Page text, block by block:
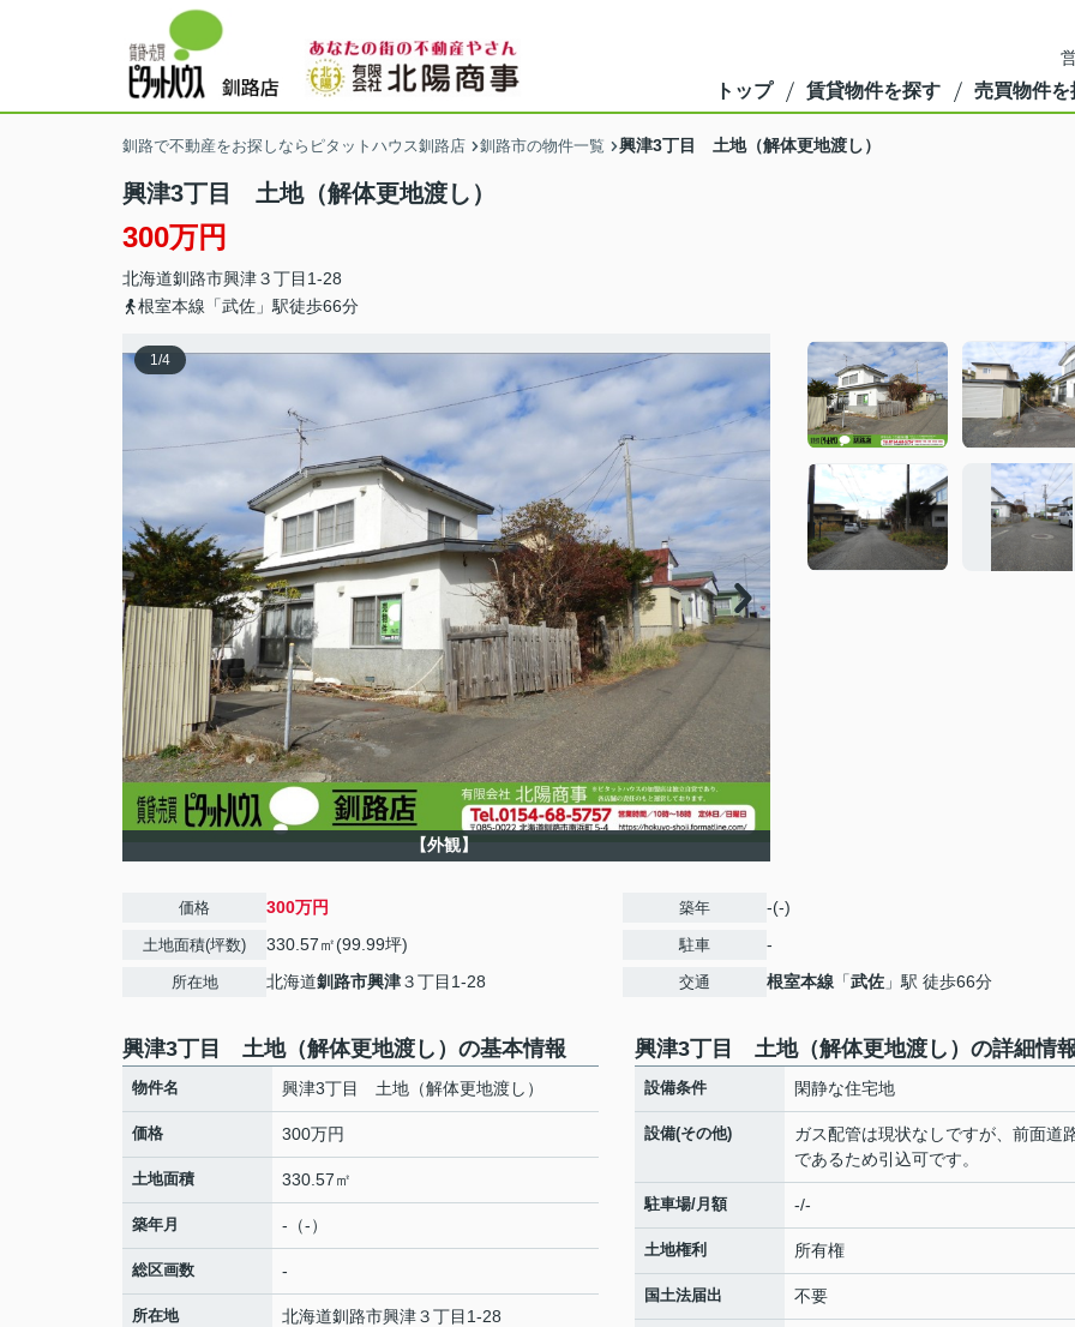
トップ 賃貸物件を探す 売買物件を
釧路で不動産をお探しならピタットハウス釧路店 釧路市の物件一覧 興津3丁目 土地（解体更地渡し）
興津3丁目 土地（解体更地渡し）
300万円
北海道釧路市興津３丁目1-28
根室本線「武佐」駅徒歩66分
1/4
【外観】
価格 300万円
土地面積(坪数) 330.57㎡(99.99坪)
所在地 北海道釧路市興津３丁目1-28
築年 -(-)
駐車 -
交通 根室本線 「武佐 」駅 徒歩66分
興津3丁目 土地（解体更地渡し）の基本情報
物件名 興津3丁目 土地（解体更地渡し）
価格 300万円
土地面積 330.57㎡
築年月 -（-）
総区画数 -
所在地 北海道釧路市興津３丁目1-28
興津3丁目 土地（解体更地渡し）の詳細情
設備条件 閑静な住宅地
設備(その他)
ガス配管は現状なしですが、前面道
であるため引込可です。
駐車場/月額 -/-
土地権利 所有権
国土法届出 不要